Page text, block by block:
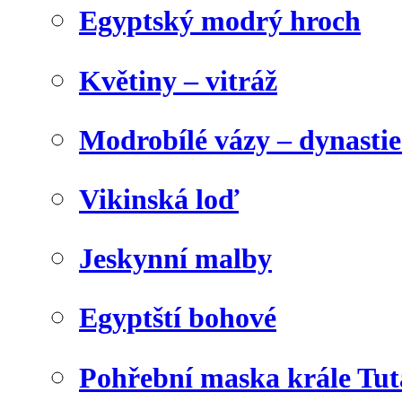
Egyptský modrý hroch
Květiny – vitráž
Modrobílé vázy –
Vikinská loď
Jeskynní malby
Egyptští bohové
Pohřební maska krále